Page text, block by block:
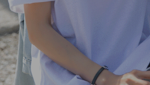
제작 여름 잠옷 장마템 기획전